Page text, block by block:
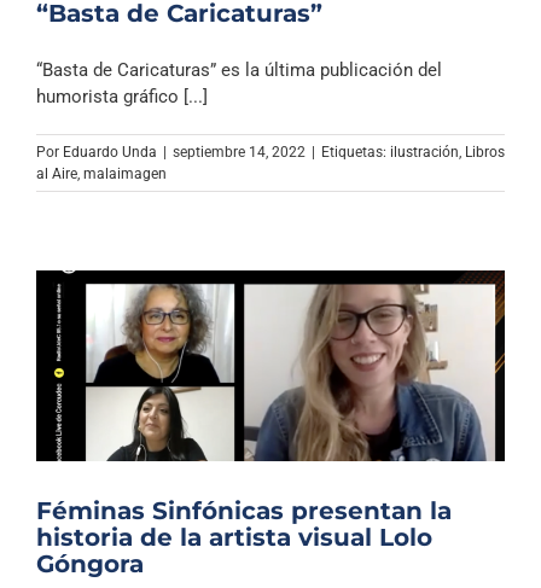
“Basta de Caricaturas”
“Basta de Caricaturas” es la última publicación del
humorista gráfico [...]
Por Eduardo Unda | septiembre 14, 2022 | Etiquetas: ilustración Libros
al Aire malaimagen
Féminas Sinfónicas presentan la
historia de la artista visual Lolo
Góngora